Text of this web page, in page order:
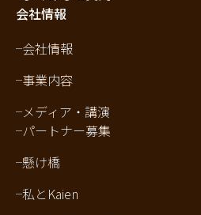
会社情報
会社情報
事業内容
メディア・講演
パートナー募集
懸け橋
私とKaien